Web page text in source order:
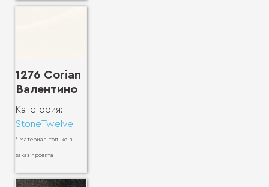
1276 Corian
Валентино
Категория:
StoneTwelve
* Материал только в
заказ проекта